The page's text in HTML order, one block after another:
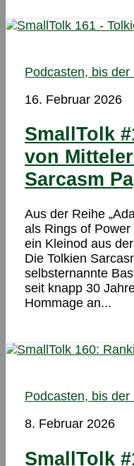
Podcasten, bis
16. Februar 2026
SmallTolk
von
Sarcasm
Aus der Reihe
als Rings of Power
ein Kleinod aus
Die Tolkien
selbsternannte
seit knapp 30
Hommage an...
Podcasten, bis
8. Februar 2026
SmallTolk